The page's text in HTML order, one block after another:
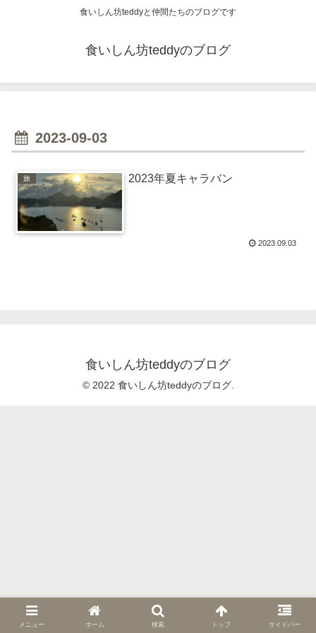
食いしん坊teddyと仲間たちのブログです
食いしん坊teddyのブログ
2023-09-03
旅 2023年夏キャラバン
2023.09.03
食いしん坊teddyのブログ
© 2022 食いしん坊teddyのブログ.
メニュー ホーム 検索 トップ サイドバー